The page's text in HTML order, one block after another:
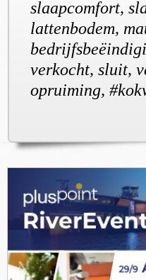
slaapcomfort,
lattenbodem,
verkocht, sluit,
opruiming,